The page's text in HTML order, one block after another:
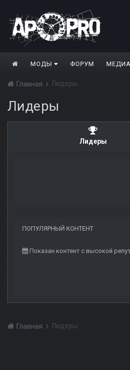
МОДЫ ФОРУМ МЕДИА
Главная Лидеры
Лидеры
Лидеры
ПОПУЛЯРНЫЙ КОНТЕНТ
Показан контент с высокой
Главная Лидеры